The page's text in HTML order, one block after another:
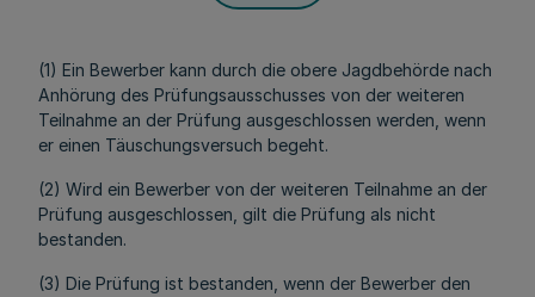
(1) Ein Bewerber kann durch die obere Jagdbehörde nach
Anhörung des Prüfungsausschusses von der weiteren
Teilnahme an der Prüfung ausgeschlossen werden, wenn
er einen Täuschungsversuch begeht.
(2) Wird ein Bewerber von der weiteren Teilnahme an der
Prüfung ausgeschlossen, gilt die Prüfung als nicht
bestanden.
(3) Die Prüfung ist bestanden, wenn der Bewerber den